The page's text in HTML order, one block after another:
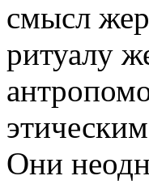
смысл
ритуалу
Они